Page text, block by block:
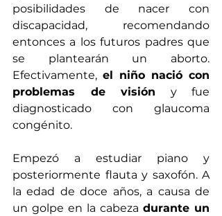
posibilidades de nacer con
discapacidad, recomendando
entonces a los futuros padres que
se plantearán un aborto.
Efectivamente, el niño nació con
problemas de visión y fue
diagnosticado con glaucoma
congénito.
Empezó a estudiar piano y
posteriormente flauta y saxofón. A
la edad de doce años, a causa de
un golpe en la cabeza durante un